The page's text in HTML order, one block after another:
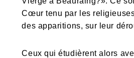
Cœur tenu par les
des apparitions, sur leur
Ceux qui étudièrent alors